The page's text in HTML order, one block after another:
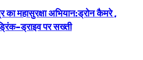
का महासुरक्षा अभियान:ड्रोन कैमरे ,
ड्राइव पर सख्ती